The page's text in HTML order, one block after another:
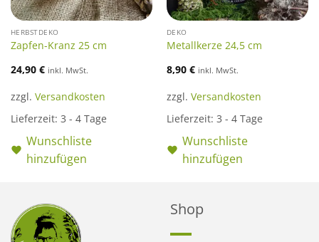
HERBSTDEKO
Zapfen-Kranz 25 cm
24,90 € inkl. MwSt.
zzgl. Versandkosten
Lieferzeit: 3 - 4 Tage
Wunschliste
hinzufügen
DEKO
Metallkerze 24,5 cm
8,90 € inkl. MwSt.
zzgl. Versandkosten
Lieferzeit: 3 - 4 Tage
Wunschliste
hinzufügen
Shop